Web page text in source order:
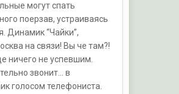
могут спать
поерзав, устраиваясь
Динамик “Чайки”,
на связи! Вы че там?!
ничего не успевшим.
звонит... в
голосом телефониста.